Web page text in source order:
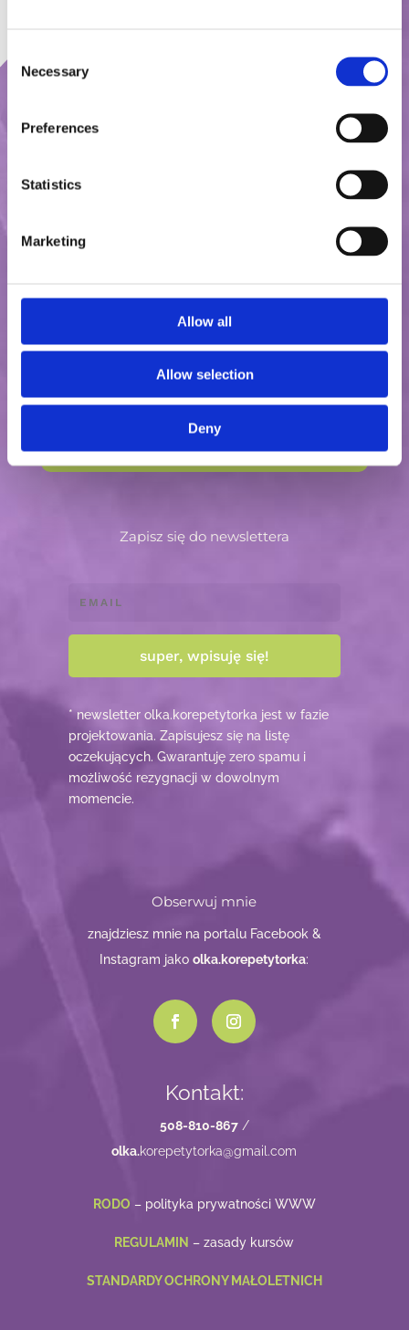
Selection
Necessary
Preferences
Statistics
Marketing
Allow all
Allow selection
Deny
Prowadzę kameralne
angielskiego. Udzielamkonsultacji
metodycznychdla nauczycieli.
Sprawdź ofertę
Zapisz się do newslettera
super, wpisuję się!
* newsletter olka.korepetytorka jest w fazie
projektowania. Zapisujesz się na listę
oczekujących. Gwarantuję zero spamu i
możliwość rezygnacji w dowolnym
momencie.
Obserwuj mnie
znajdziesz mnie na portalu Facebook &
Instagram jakoolka.korepetytorka:
Kontakt:
508-810-867/
olka.korepetytorka@gmail.com
RODO – polityka prywatności WWW
REGULAMIN – zasady kursów
STANDARDY OCHRONY MAŁOLETNICH